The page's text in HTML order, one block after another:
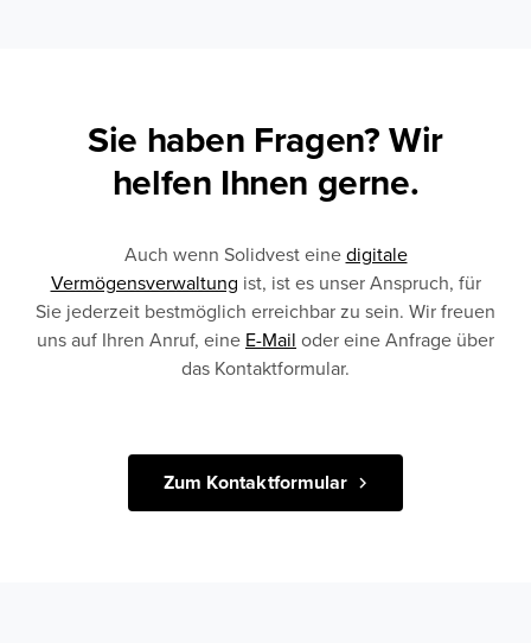
Sie haben Fragen? Wir
helfen Ihnen gerne.
Auch wenn Solidvest eine digitale
Vermögensverwaltung ist, ist es unser Anspruch, für
Sie jederzeit bestmöglich erreichbar zu sein. Wir freuen
uns auf Ihren Anruf, eine E-Mail oder eine Anfrage über
das Kontaktformular.
Zum Kontaktformular